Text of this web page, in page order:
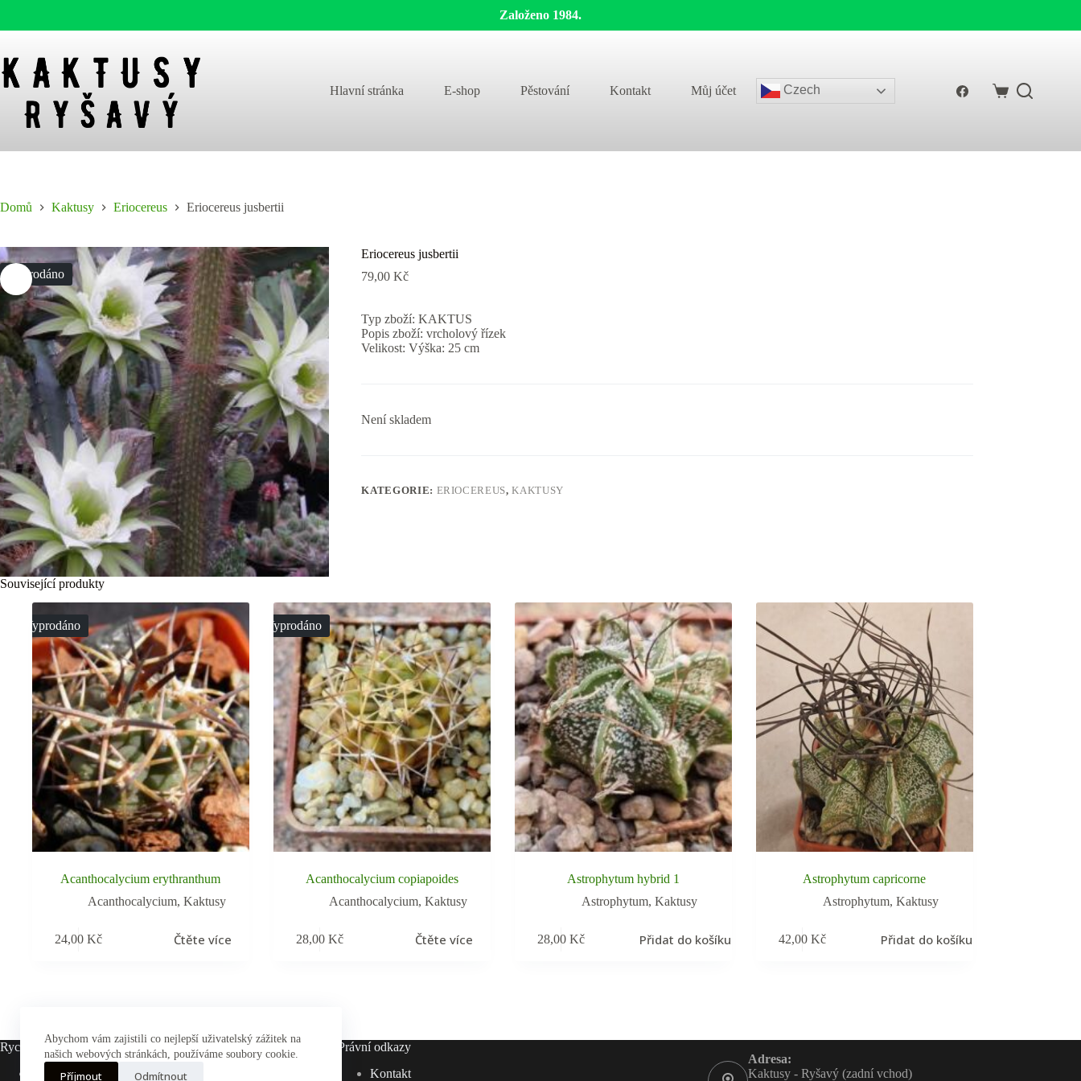
Založeno 1984.
content
Abychom vám zajistili co nejlepší uživatelský zážitek na
našich webových stránkách, používáme soubory cookie.
Příjmout Odmítnout
Hlavní stránka E-shop Pěstování Kontakt Můj účet Czech
Shopping
Domů Kaktusy Eriocereus Eriocereus jusbertii
Vyprodáno
Eriocereus jusbertii
79,00Kč
Typ zboží: KAKTUS
Popis zboží: vrcholový řízek
Velikost: Výška: 25 cm
Není skladem
KATEGORIE: ERIOCEREUS,KAKTUSY
Související produkty
Vyprodáno
Acanthocalycium erythranthum
Acanthocalycium, Kaktusy
24,00 Kč Čtěte více
Vyprodáno
Acanthocalycium copiapoides
Acanthocalycium, Kaktusy
28,00 Kč Čtěte více
Astrophytum hybrid 1
Astrophytum, Kaktusy
28,00 Kč Přidat do košíku
Astrophytum capricorne
Astrophytum, Kaktusy
42,00 Kč Přidat do košíku
Rychlé odkazy
Hlavní stránka
Právní odkazy
Kontakt
Adresa:
Kaktusy - Ryšavý (zadní vchod)